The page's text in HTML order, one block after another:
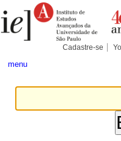
para
conteúdo.
Pessoais
Cadastre-se
menu